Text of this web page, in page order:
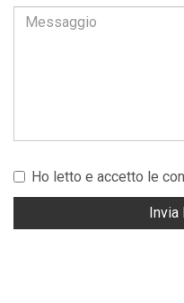
Ho letto e accetto le
Invia